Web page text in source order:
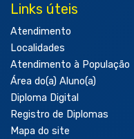
Links úteis
Atendimento
Localidades
Atendimento à População
Área do(a) Aluno(a)
Diploma Digital
Registro de Diplomas
Mapa do site